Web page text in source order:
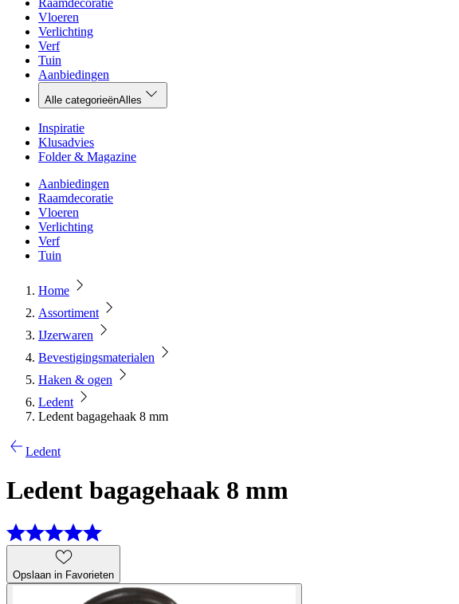
Raamdecoratie
Vloeren
Verlichting
Verf
Tuin
Aanbiedingen
Alle categorieënAlles
Inspiratie
Klusadvies
Folder & Magazine
Aanbiedingen
Raamdecoratie
Vloeren
Verlichting
Verf
Tuin
Home
Assortiment
IJzerwaren
Bevestigingsmaterialen
Haken & ogen
Ledent
Ledent bagagehaak 8 mm
Ledent
Ledent bagagehaak 8 mm
Opslaan in Favorieten